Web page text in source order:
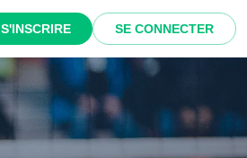
S'INSCRIRE SE CONNECTER